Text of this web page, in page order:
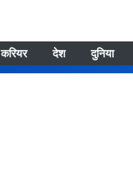
करियर देश दुनिया